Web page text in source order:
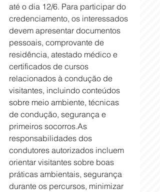
até o dia 12/6. Para participar do
credenciamento, os interessados
devem apresentar documentos
pessoais, comprovante de
residência, atestado médico e
certificados de cursos
relacionados à condução de
visitantes, incluindo conteúdos
sobre meio ambiente, técnicas
de condução, segurança e
primeiros socorros.As
responsabilidades dos
condutores autorizados incluem
orientar visitantes sobre boas
práticas ambientais, segurança
durante os percursos, minimizar